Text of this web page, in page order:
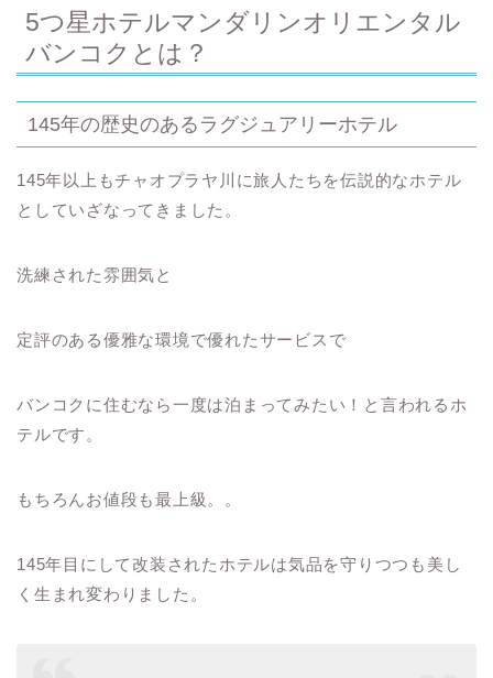
5つ星ホテルマンダリンオリエンタル
バンコクとは？
145年の歴史のあるラグジュアリーホテル
145年以上もチャオプラヤ川に旅人たちを伝説的なホテル
としていざなってきました。
洗練された雰囲気と
定評のある優雅な環境で優れたサービスで
バンコクに住むなら一度は泊まってみたい！と言われるホ
テルです。
もちろんお値段も最上級。。
145年目にして改装されたホテルは気品を守りつつも美し
く生まれ変わりました。